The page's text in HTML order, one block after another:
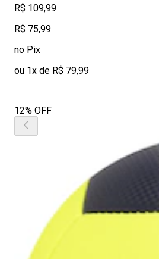
R$ 109,99
R$ 75,99
no Pix
ou 1x de R$ 79,99
12% OFF